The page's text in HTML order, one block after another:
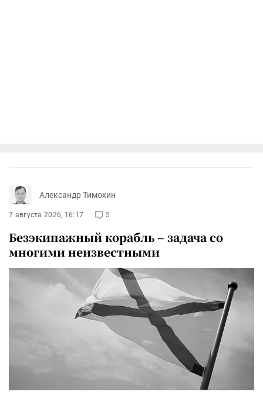
Александр Тимохин
7 августа 2026, 16:17 5
Безэкипажный корабль – задача со
многими неизвестными